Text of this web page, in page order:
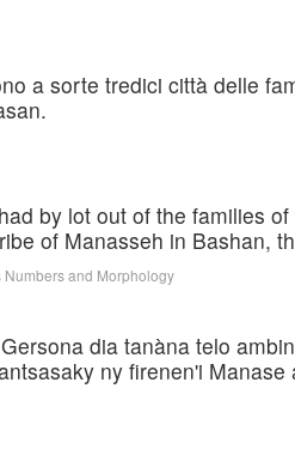
a sorte tredici città delle
by lot out of the families
of Manasseh in Bashan,
and Morphology
dia tanàna telo
ny firenen'i Manase